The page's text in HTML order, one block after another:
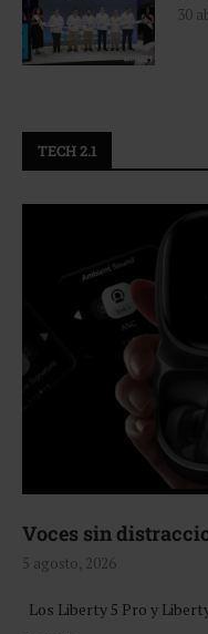
30
TECH 2.1
Voces sin
5 agosto, 2026
Los Liberty 5 Pro y